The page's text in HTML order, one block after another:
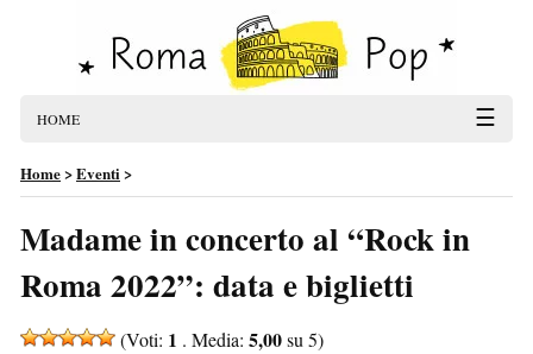
HOME ☰
Home>Eventi>
Madame in concerto al “Rock in
Roma 2022”: data e biglietti
(Voti: 1 . Media: 5,00su 5)